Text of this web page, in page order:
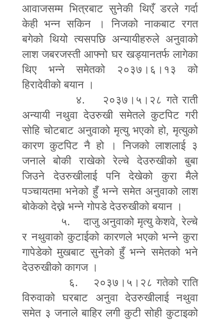
आवाजसम्म भित्रबाट सुनेकी थिएँ डरले गर्दा
केही भन्न सकिन । निजको नाकबाट रगत
बगेको थियो त्यसपछि अन्यायीहरुले अनुवाको
लाश जबरजस्ती आफ्नो घर खड्यानतर्फ लागेका
थिए भन्ने समेतको २०३७।६।१३ को
हिरादेवीको बयान ।
४. २०३७।५।२८ गते राती
अन्यायी नथुवा देउरुखी समेतले कुटपिट गरी
सोहि चोटबाट अनुवाको मृत्यु भएको हो,मृत्युको
कारण कुटपिट नै हो । निजको लाशलाई ३
जनाले बोकी राखेको रेल्चे देउरुखीको बुबा
जिउने देउरुखीलाई पनि देखेको कुरा मैले
पञ्चायतमा भनेको हुँ भन्ने समेत अनुवाको लाश
बोकेको देख्ने भन्ने गोपडे देउरुखीको बयान ।
५. दाजु अनुवाको मृत्यु केशवे,रेल्चे
र नथुवाको कुटाईको कारणले भएको भन्ने कुरा
गापेडेको मुखबाट सुनेको हुँ भन्ने समेतको भने
देउरुखीको कागज ।
६. २०३७।५।२८ गतेको राति
विरुवाको घरबाट अनुवा देउरुखीलाई नथुवा
समेत ३ जनाले बाहिर लगी कुटी सोही कुटाइको